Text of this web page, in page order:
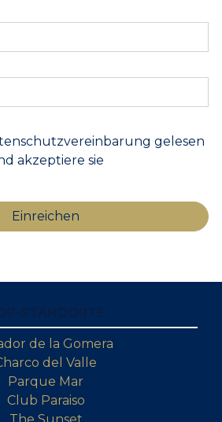
gelesen
akzeptiere sie
de la Gomera
del Valle
Parque Mar
Club Paraiso